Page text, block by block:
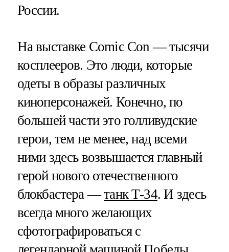
России.
На выставке Comic Con — тысячи
косплееров. Это люди, которые
одеты в образы различных
киноперсонажей. Конечно, по
большей части это голливудские
герои, тем не менее, над всеми
ними здесь возвышается главный
герой нового отечественного
блокбастера —танк Т-34. И здесь
всегда много желающих
сфотографироваться с